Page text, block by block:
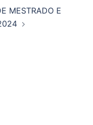
MESTRADO E